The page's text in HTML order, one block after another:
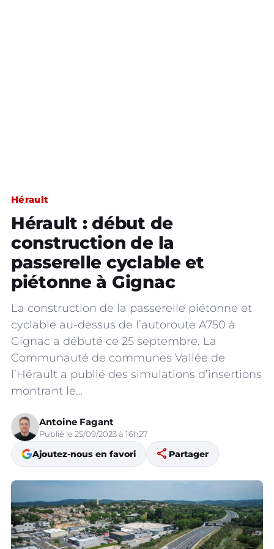
Hérault
Hérault : début de
construction de la
passerelle cyclable et
piétonne à Gignac
La construction de la passerelle piétonne et
cyclable au-dessus de l’autoroute A750 à
Gignac a débuté ce 25 septembre. La
Communauté de communes Vallée de
l’Hérault a publié des simulations d’insertions
montrant le…
Antoine Fagant
Publié le 25/09/2023 à 16h27
Ajoutez-nous en favori share Partager